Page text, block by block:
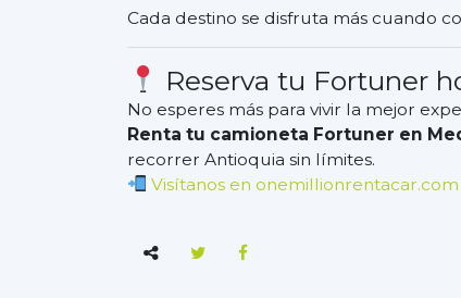
Cada destino se disfruta más cuando
Reserva tu Fortuner
No esperes más para vivir la mejor
Renta tu camioneta Fortuner en
recorrer Antioquia sin límites.
Visítanos en onemillionrentacar.com